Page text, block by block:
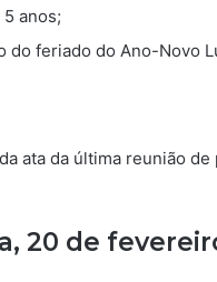
5 anos;
do feriado do Ano-Novo
ata da última reunião de
20 de